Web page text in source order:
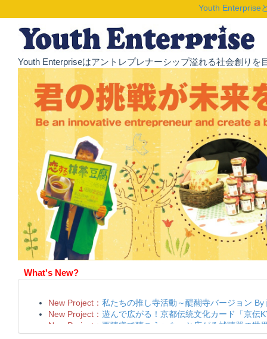
Youth Enterprise
Youth Enterpriseはアントレプレナーシップ溢れる社会創り
What's New?